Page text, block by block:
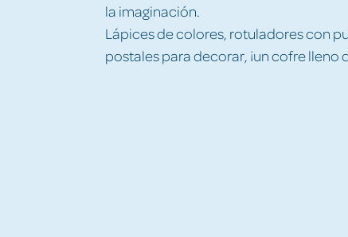
la imaginación.
Lápices de colores, rotuladores con
postales para decorar, ¡un cofre lleno